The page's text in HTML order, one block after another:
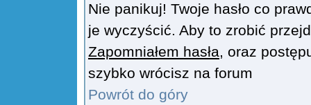
Nie panikuj! Twoje hasło co
je wyczyścić. Aby to zrobić
Zapomniałem hasła, oraz
szybko wrócisz na forum
Powrót do góry